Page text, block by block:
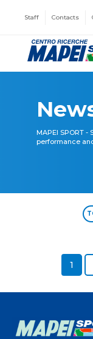
Staff Contacts
MAPEI SPORT
performance
Page
1